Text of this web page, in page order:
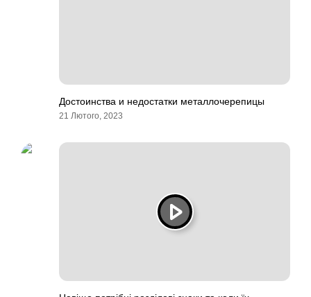
Достоинства и недостатки металлочерепицы
21 Лютого, 2023